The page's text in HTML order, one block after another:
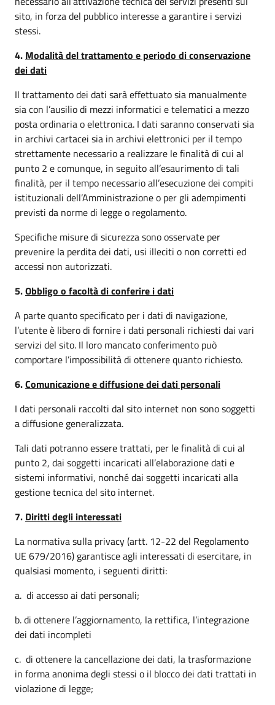
sito, in forza del pubblico interesse a garantire i servizi
stessi.
4. Modalità del trattamento e periodo di conservazione
dei dati
Il trattamento dei dati sarà effettuato sia manualmente
sia con l’ausilio di mezzi informatici e telematici a mezzo
posta ordinaria o elettronica. I dati saranno conservati sia
in archivi cartacei sia in archivi elettronici per il tempo
strettamente necessario a realizzare le finalità di cui al
punto 2 e comunque, in seguito all’esaurimento di tali
finalità, per il tempo necessario all’esecuzione dei compiti
istituzionali dell’Amministrazione o per gli adempimenti
previsti da norme di legge o regolamento.
Specifiche misure di sicurezza sono osservate per
prevenire la perdita dei dati, usi illeciti o non corretti ed
accessi non autorizzati.
5.Obbligo o facoltà di conferire i dati
A parte quanto specificato per i dati di navigazione,
l’utente è libero di fornire i dati personali richiesti dai vari
servizi del sito. Il loro mancato conferimento può
comportare l’impossibilità di ottenere quanto richiesto.
6.Comunicazione e diffusione dei dati personali
I dati personali raccolti dal sito internet non sono soggetti
a diffusione generalizzata.
Tali dati potranno essere trattati, per le finalità di cui al
punto 2, dai soggetti incaricati all’elaborazione dati e
sistemi informativi, nonché dai soggetti incaricati alla
gestione tecnica del sito internet.
7. Diritti degli interessati
La normativa sulla privacy (artt. 12-22 del Regolamento
UE 679/2016) garantisce agli interessati di esercitare, in
qualsiasi momento, i seguenti diritti:
a. di accesso ai dati personali;
b. di ottenere l’aggiornamento, la rettifica, l’integrazione
dei dati incompleti
c. di ottenere la cancellazione dei dati, la trasformazione
in forma anonima degli stessi o il blocco dei dati trattati in
violazione di legge;